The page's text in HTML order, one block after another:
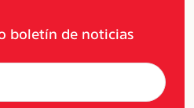
boletín de noticias